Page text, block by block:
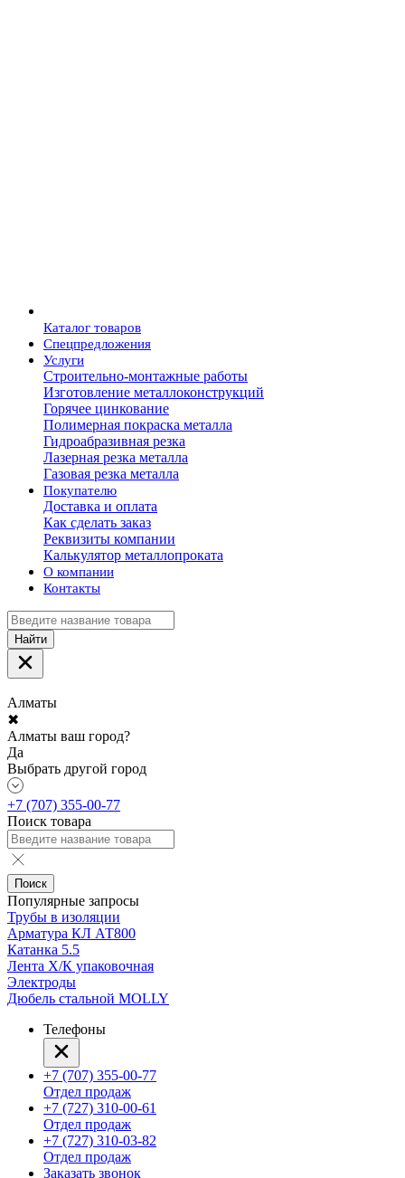
Каталог товаров
Спецпредложения
Услуги
Строительно-монтажные работы
Изготовление металлоконструкций
Горячее цинкование
Полимерная покраска металла
Гидроабразивная резка
Лазерная резка металла
Газовая резка металла
Покупателю
Доставка и оплата
Как сделать заказ
Реквизиты компании
Калькулятор металлопроката
О компании
Контакты
Найти
Алматы
✖
Алматы ваш город?
Да
Выбрать другой город
+7 (707) 355-00-77
Поиск товара
Поиск
Популярные запросы
Трубы в изоляции
Арматура КЛ АТ800
Катанка 5.5
Лента Х/К упаковочная
Электроды
Дюбель стальной MOLLY
Телефоны
+7 (707) 355-00-77
Отдел продаж
+7 (727) 310-00-61
Отдел продаж
+7 (727) 310-03-82
Отдел продаж
Заказать звонок